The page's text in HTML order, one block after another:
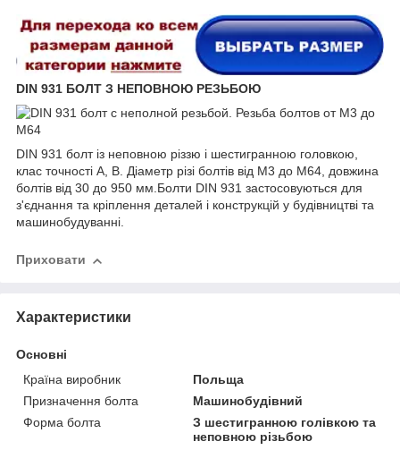
DIN 931 БОЛТ З НЕПОВНОЮ РЕЗЬБОЮ
DIN 931 болт із неповною різзю і шестигранною головкою,
клас точності A, B. Діаметр різі болтів від М3 до М64, довжина
болтів від 30 до 950 мм.Болти DIN 931 застосовуються для
з'єднання та кріплення деталей і конструкцій у будівництві та
машинобудуванні.
Приховати
Характеристики
Основні
Країна виробник
Польща
Призначення болта
Машинобудівний
Форма болта
З шестигранною голівкою та
неповною різьбою